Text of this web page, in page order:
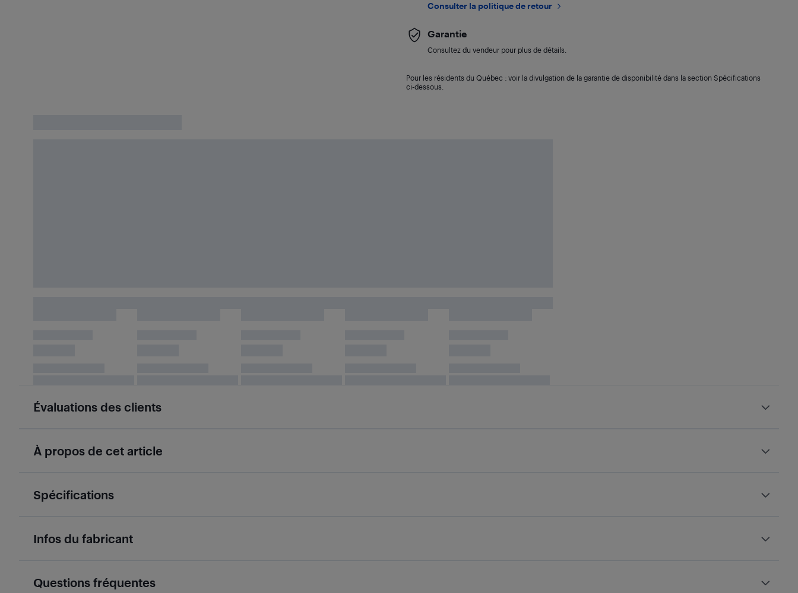
Consulter la politique de retour
Garantie
Consultez du vendeur pour plus de détails.
Pour les résidents du Québec : voir la divulgation de la garantie de disponibilité dans la section Spécifications
ci-dessous.
Évaluations des clients
À propos de cet article
Spécifications
Infos du fabricant
Questions fréquentes